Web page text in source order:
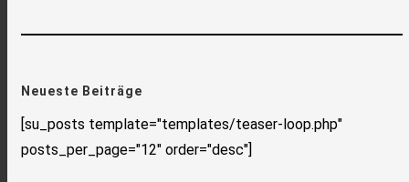
Neueste Beiträge
[su_posts template="templates/teaser-loop.php"
posts_per_page="12" order="desc"]